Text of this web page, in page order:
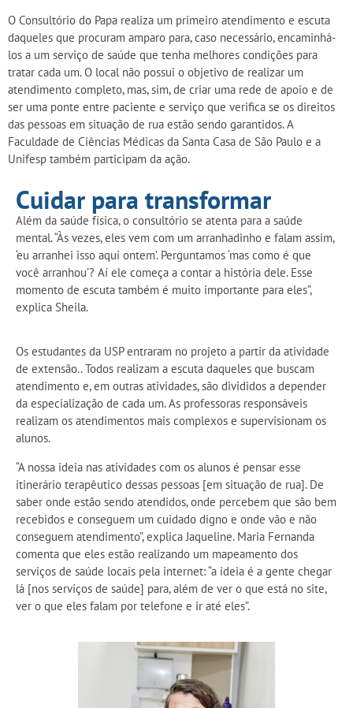
O Consultório do Papa realiza um primeiro atendimento e escuta
daqueles que procuram amparo para, caso necessário, encaminhá-
los a um serviço de saúde que tenha melhores condições para
tratar cada um. O local não possui o objetivo de realizar um
atendimento completo, mas, sim, de criar uma rede de apoio e de
ser uma ponte entre paciente e serviço que verifica se os direitos
das pessoas em situação de rua estão sendo garantidos. A
Faculdade de Ciências Médicas da Santa Casa de São Paulo e a
Unifesp também participam da ação.
Cuidar para transformar
Além da saúde física, o consultório se atenta para a saúde
mental. “Às vezes, eles vem com um arranhadinho e falam assim,
‘eu arranhei isso aqui ontem’. Perguntamos ‘mas como é que
você arranhou’? Aí ele começa a contar a história dele. Esse
momento de escuta também é muito importante para eles”,
explica Sheila.
Os estudantes da USP entraram no projeto a partir da atividade
de extensão.. Todos realizam a escuta daqueles que buscam
atendimento e, em outras atividades, são divididos a depender
da especialização de cada um. As professoras responsáveis
realizam os atendimentos mais complexos e supervisionam os
alunos.
“A nossa ideia nas atividades com os alunos é pensar esse
itinerário terapêutico dessas pessoas [em situação de rua]. De
saber onde estão sendo atendidos, onde percebem que são bem
recebidos e conseguem um cuidado digno e onde vão e não
conseguem atendimento”, explica Jaqueline. Maria Fernanda
comenta que eles estão realizando um mapeamento dos
serviços de saúde locais pela internet: “a ideia é a gente chegar
lá [nos serviços de saúde] para, além de ver o que está no site,
ver o que eles falam por telefone e ir até eles”.